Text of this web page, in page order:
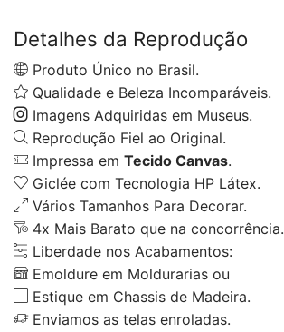
Detalhes da Reprodução
Produto Único no Brasil.
Qualidade e Beleza Incomparáveis.
Imagens Adquiridas em Museus.
Reprodução Fiel ao Original.
Impressa em Tecido Canvas.
Giclée com Tecnologia HP Látex.
Vários Tamanhos Para Decorar.
4x Mais Barato que na concorrência.
Liberdade nos Acabamentos:
Emoldure em Moldurarias ou
Estique em Chassis de Madeira.
Enviamos as telas enroladas.